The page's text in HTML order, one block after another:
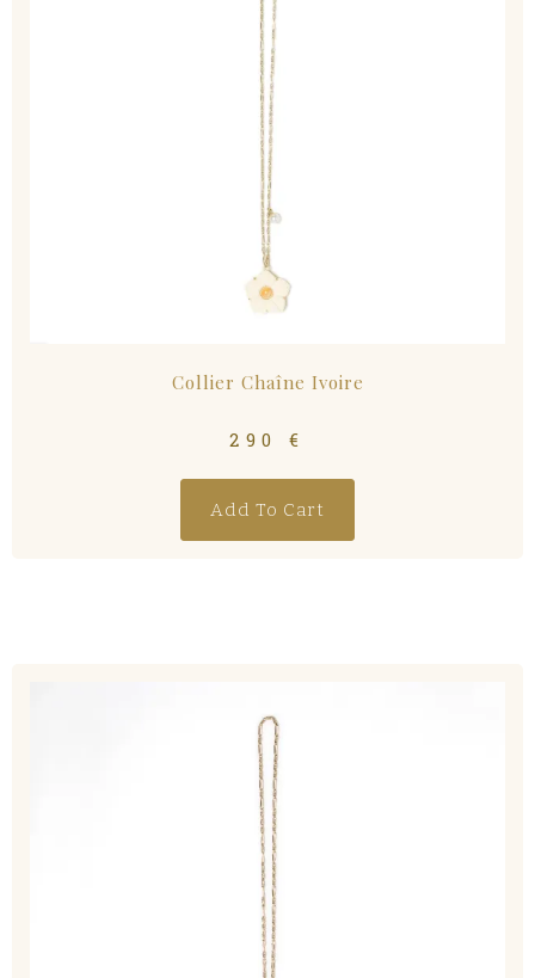
Collier Chaîne Ivoire
290€
Add To Cart